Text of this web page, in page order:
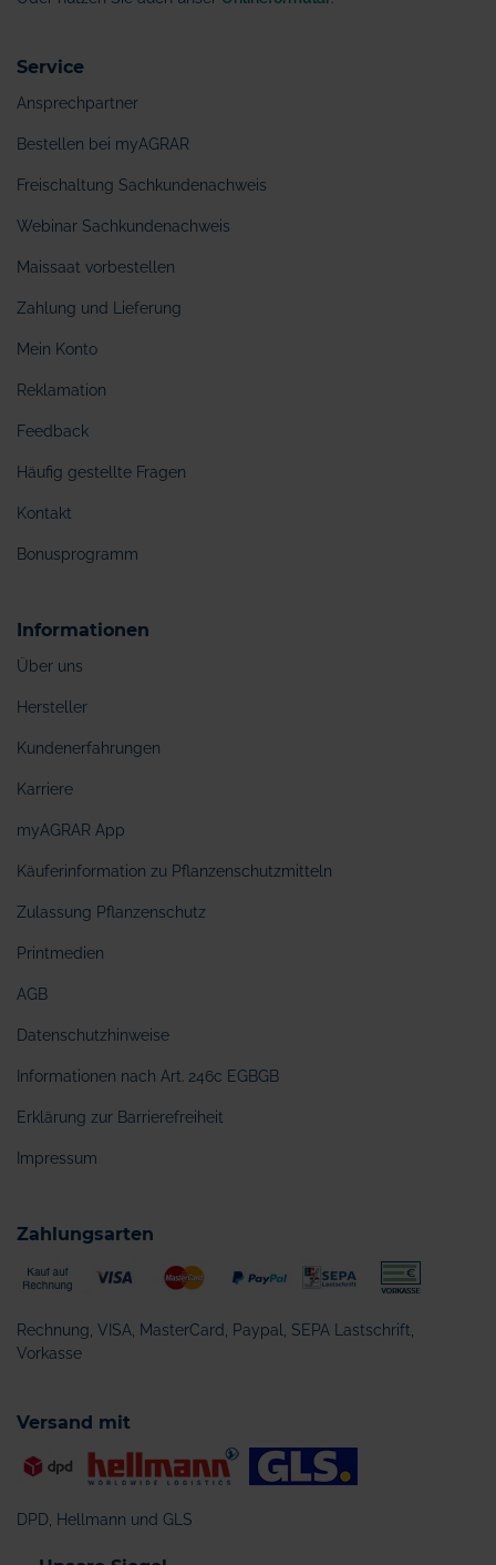
Service
Ansprechpartner
Bestellen bei myAGRAR
Freischaltung Sachkundenachweis
Webinar Sachkundenachweis
Maissaat vorbestellen
Zahlung und Lieferung
Mein Konto
Reklamation
Feedback
Häufig gestellte Fragen
Kontakt
Bonusprogramm
Informationen
Über uns
Hersteller
Kundenerfahrungen
Karriere
myAGRAR App
Käuferinformation zu Pflanzenschutzmitteln
Zulassung Pflanzenschutz
Printmedien
AGB
Datenschutzhinweise
Informationen nach Art. 246c EGBGB
Erklärung zur Barrierefreiheit
Impressum
Zahlungsarten
Rechnung, VISA, MasterCard, Paypal, SEPA Lastschrift,
Vorkasse
Versand mit
DPD, Hellmann und GLS